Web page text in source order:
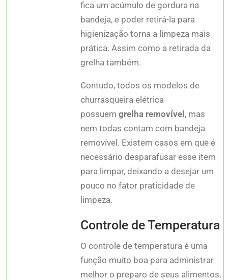
fica um acúmulo de gordura na
bandeja, e poder retirá-la para
higienização torna a limpeza mais
prática. Assim como a retirada da
grelha também.
Contudo, todos os modelos de
churrasqueira elétrica
possuemgrelha removível, mas
nem todas contam com bandeja
removível. Existem casos em que é
necessário desparafusar esse item
para limpar, deixando a desejar um
pouco no fator praticidade de
limpeza.
Controle de Temperatura
O controle de temperatura é uma
função muito boa para administrar
melhor o preparo de seus alimentos.